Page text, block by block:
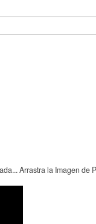
Arrastra la Imagen de